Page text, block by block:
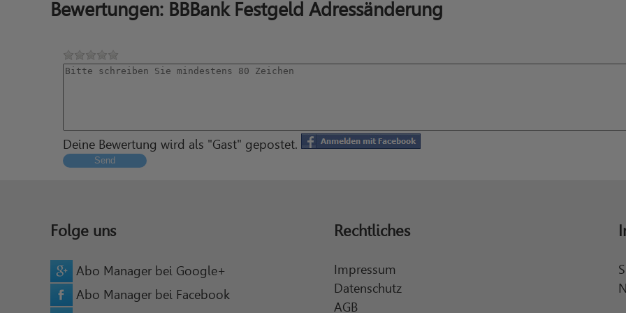
Bewertungen: BBBank Festgeld Adressänderung
Deine Bewertung wird als "Gast" gepostet.
Send
Folge uns
Abo Manager bei Google+
Abo Manager bei Facebook
Rechtliches
Impressum
Datenschutz
AGB